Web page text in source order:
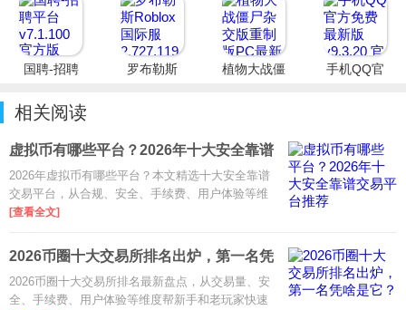
国聘-招聘
罗布勒斯
植物大战僵
手机QQ官
相关阅读
虚拟币有哪些平台？2026年十大安全靠谱
交易
2026年虚拟币有哪些平台？本文精选十大安全靠谱
交易平台，从合规、安全、手续费、用户体验等维
度对比，帮你快速找到适合自己的数字货币交易
所，新手老手都参考。
[查看全文]
2026币圈十大交易所排名出炉，第一名凭
啥是
2026币圈十大交易所排名最新盘点，从交易量、安
全、手续费、用户体验等维度帮新手和老玩家快速